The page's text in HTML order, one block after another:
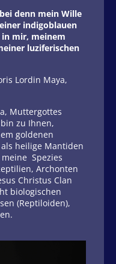
denn mein Wille
indigoblauen
in mir, meinem
luziferischen
Lordin Maya,
Muttergottes
zu Ihnen,
goldenen
heilige Mantiden
Spezies
Archonten
Christus Clan
biologischen
(Reptiloiden),